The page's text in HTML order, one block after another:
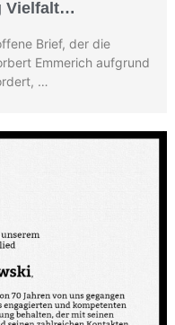
Vielfalt…
Brief, der die
Emmerich aufgrund
…